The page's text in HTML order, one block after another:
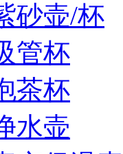
砂壶/杯
管杯
茶杯
水壶